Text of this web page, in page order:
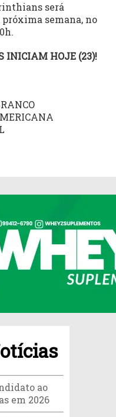
será
semana, no
INICIAM HOJE (23)!
ao
em 2026